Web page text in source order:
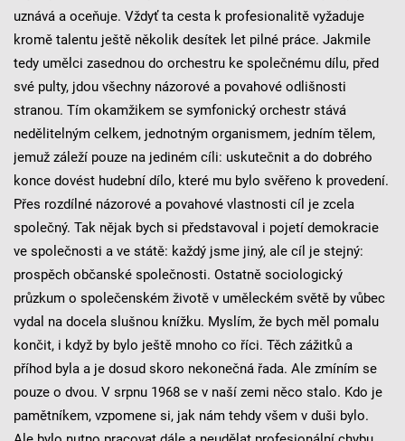
uznává a oceňuje. Vždyť ta cesta k profesionalitě vyžaduje
kromě talentu ještě několik desítek let pilné práce. Jakmile
tedy umělci zasednou do orchestru ke společnému dílu, před
své pulty, jdou všechny názorové a povahové odlišnosti
stranou. Tím okamžikem se symfonický orchestr stává
nedělitelným celkem, jednotným organismem, jedním tělem,
jemuž záleží pouze na jediném cíli: uskutečnit a do dobrého
konce dovést hudební dílo, které mu bylo svěřeno k provedení.
Přes rozdílné názorové a povahové vlastnosti cíl je zcela
společný. Tak nějak bych si představoval i pojetí demokracie
ve společnosti a ve státě: každý jsme jiný, ale cíl je stejný:
prospěch občanské společnosti. Ostatně sociologický
průzkum o společenském životě v uměleckém světě by vůbec
vydal na docela slušnou knížku. Myslím, že bych měl pomalu
končit, i když by bylo ještě mnoho co říci. Těch zážitků a
příhod byla a je dosud skoro nekonečná řada. Ale zmíním se
pouze o dvou. V srpnu 1968 se v naší zemi něco stalo. Kdo je
pamětníkem, vzpomene si, jak nám tehdy všem v duši bylo.